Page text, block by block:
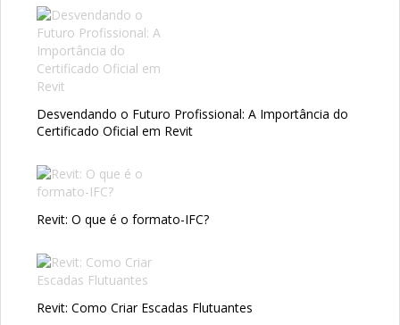
Desvendando o Futuro Profissional: A Importância do
Certificado Oficial em Revit
Revit: O que é o formato-IFC?
Revit: Como Criar Escadas Flutuantes